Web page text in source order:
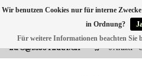
VERSANDKOSTEN 0 CHF INNERHALB
INFO@MUSTIKKA.CH
0 Artikel -
NEU BEI UNS
Wir benutzen Cookies nur für interne
in Ordnung?
Für weitere Informationen beachten Sie